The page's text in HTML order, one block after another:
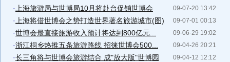
09-07-20 13:42
· 上海旅游局与世博局10月将赴台促销世博会
09-07-01 00:13
· 上海将借世博会之势打造世界著名旅游城市(图)
09-06-29 19:02
·世博会最直接旅游收入预计将达到800亿元...
09-04-26 20:21
·浙江桐乡热推五条旅游路线 招徕世博会500...
09-04-12 12:12
·长三角将与世博会旅游结合 成"放大版"世博园